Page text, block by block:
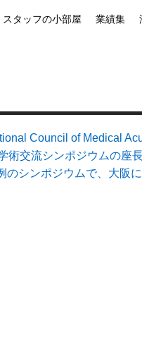
スタッフの小部屋 業績集
Council of Medical
交流シンポジウムの座
シンポジウムで、大阪